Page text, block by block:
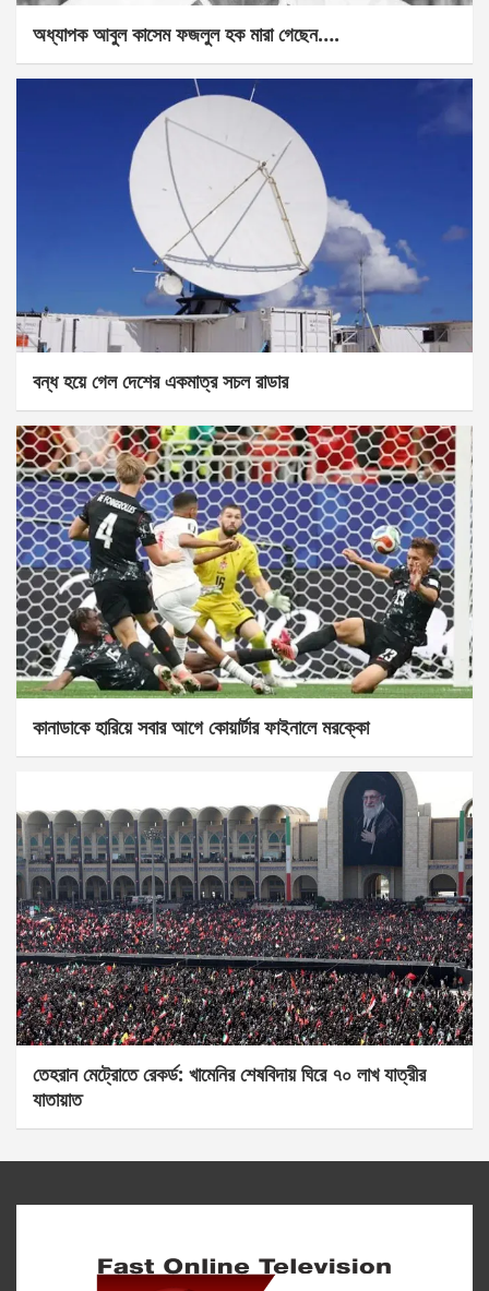
অধ্যাপক আবুল কাসেম ফজলুল হক মারা গেছেন….
বন্ধ হয়ে গেল দেশের একমাত্র সচল রাডার
কানাডাকে হারিয়ে সবার আগে কোয়ার্টার ফাইনালে মরক্কো
তেহরান মেট্রোতে রেকর্ড: খামেনির শেষবিদায় ঘিরে ৭০ লাখ যাত্রীর
যাতায়াত